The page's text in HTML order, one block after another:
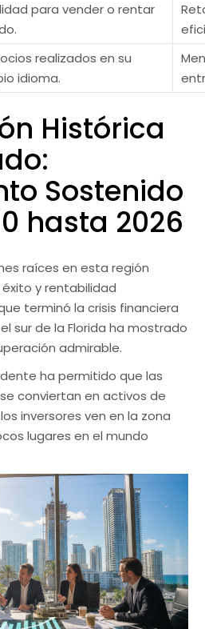
para vender o rentar
realizados en su
idioma.
Histórica
Sostenido
hasta 2026
raíces en esta región
y rentabilidad
terminó la crisis financiera
sur de la Florida ha mostrado
admirable.
ha permitido que las
conviertan en activos de
inversores ven en la zona
lugares en el mundo